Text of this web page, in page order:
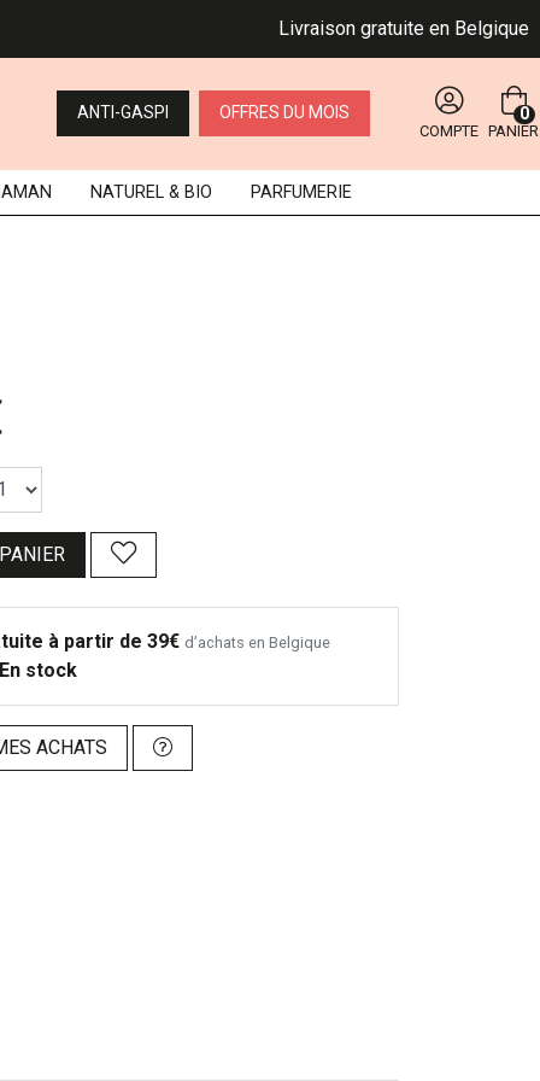
Livraison gratuite en Belgique
ANTI-GASPI OFFRES DU MOIS
COMPTE PANIER
0
NATUREL & BIO PARFUMERIE
à partir de 39€ d’achats en Belgique
En stock
ACHATS